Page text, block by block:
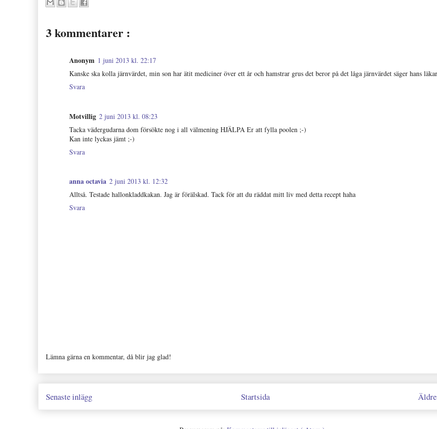
3 kommentarer :
Anonym 1 juni 2013 kl. 22:17
Kanske ska kolla järnvärdet, min son har ätit mediciner över ett år och hamstrar grus det beror på det låga järnvärdet säger hans
Svara
Motvillig 2 juni 2013 kl. 08:23
Tacka vädergudarna dom försökte nog i all välmening HJÄLPA Er att fylla poolen ;-)
Kan inte lyckas jämt ;-)
Svara
anna octavia 2 juni 2013 kl. 12:32
Alltså. Testade hallonkladdkakan. Jag är förälskad. Tack för att du räddat mitt liv med detta recept haha
Svara
Lämna gärna en kommentar, då blir jag glad!
Senaste inlägg Startsida